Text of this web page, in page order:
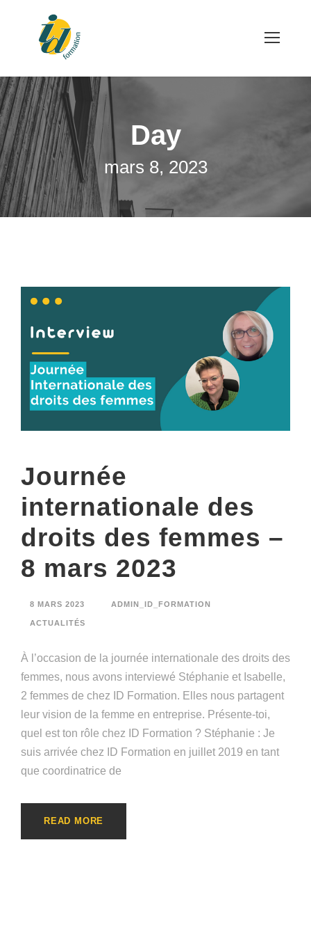
Day
mars 8, 2023
Journée
internationale des
droits des femmes –
8 mars 2023
8 MARS 2023 ADMIN_ID_FORMATION
ACTUALITÉS
À l’occasion de la journée internationale des droits des
femmes, nous avons interviewé Stéphanie et Isabelle,
2 femmes de chez ID Formation. Elles nous partagent
leur vision de la femme en entreprise. Présente-toi,
quel est ton rôle chez ID Formation ? Stéphanie : Je
suis arrivée chez ID Formation en juillet 2019 en tant
que coordinatrice de
READ MORE